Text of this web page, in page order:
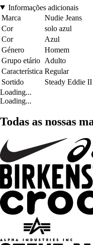
Informações adicionais
Marca
Nudie Jeans
Cor
solo azul
Cor
Azul
Género
Homem
Grupo etário Adulto
Característica Regular
Sortido
Steady Eddie II
Loading...
Loading...
Todas as nossas